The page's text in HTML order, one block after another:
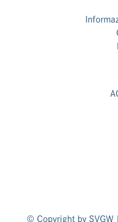
© Copyright by SVGW